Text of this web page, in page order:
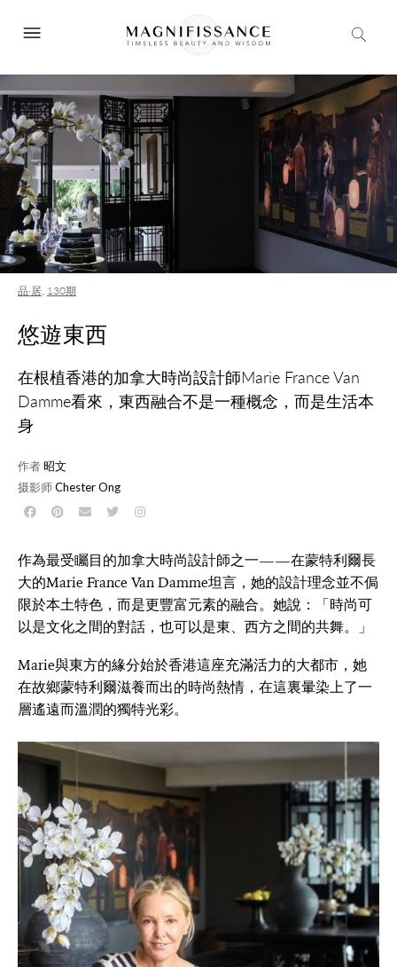
品·居, 130期
悠遊東西
在根植香港的加拿大時尚設計師Marie France Van
Damme看來，東西融合不是一種概念，而是生活本
身
作者昭文
摄影师Chester Ong
作為最受矚目的加拿大時尚設計師之一——在蒙特利爾長
大的Marie France Van Damme坦言，她的設計理念並不侷
限於本土特色，而是更豐富元素的融合。她說：「時尚可
以是文化之間的對話，也可以是東、西方之間的共舞。」
Marie與東方的緣分始於香港這座充滿活力的大都市，她
在故鄉蒙特利爾滋養而出的時尚熱情，在這裏暈染上了一
層遙遠而溫潤的獨特光彩。